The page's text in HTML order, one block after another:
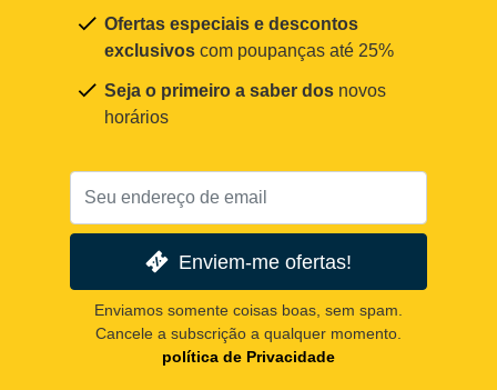
Ofertas especiais e descontos
exclusivos com poupanças até 25%
Seja o primeiro a saber dos novos
horários
Enviem-me ofertas!
Enviamos somente coisas boas, sem spam.
Cancele a subscrição a qualquer momento.
política de Privacidade